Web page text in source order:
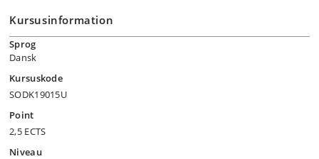
Kursusinformation
Sprog
Dansk
Kursuskode
SODK19015U
Point
2,5 ECTS
Niveau